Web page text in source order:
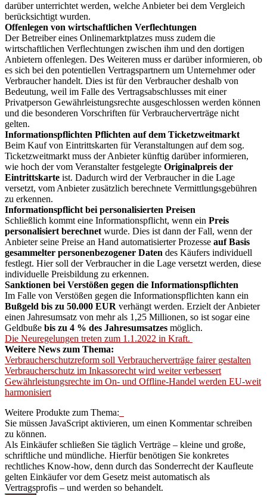
darüber unterrichtet werden, welche Anbieter bei dem Vergleich
berücksichtigt wurden.
Offenlegen von wirtschaftlichen Verflechtungen
Der Betreiber eines Onlinemarktplatzes muss zudem die
wirtschaftlichen Verflechtungen zwischen ihm und den dortigen
Anbietern offenlegen. Des Weiteren muss er darüber informieren, ob
es sich bei den potentiellen Vertragspartnern um Unternehmer oder
Verbraucher handelt. Dies ist für den Verbraucher deshalb von
Bedeutung, weil im Falle des Vertragsabschlusses mit einer
Privatperson Gewährleistungsrechte ausgeschlossen werden können
und die besonderen Vorschriften für Verbraucherverträge nicht
gelten.
Informationspflichten Pflichten auf dem Ticketzweitmarkt
Beim Kauf von Eintrittskarten für Veranstaltungen auf dem sog.
Ticketzweitmarkt muss der Anbieter künftig darüber informieren,
wie hoch der vom Veranstalter festgelegte Originalpreis der
Eintrittskarte ist. Dadurch wird der Verbraucher in die Lage
versetzt, vom Anbieter zusätzlich berechnete Vermittlungsgebühren
zu erkennen.
Informationspflicht bei personalisierten Preisen
Schließlich kommt eine Informationspflicht, wenn ein Preis
personalisiert berechnet wurde. Dies ist dann der Fall, wenn der
Anbieter seine Preise an Hand automatisierter Prozesse auf Basis
gesammelter personenbezogener Daten des Käufers individuell
festlegt. Hier soll der Verbraucher in die Lage versetzt werden, diese
individuelle Preisbildung zu erkennen.
Sanktionen bei Verstößen gegen die Informationspflichten
Im Falle von Verstößen gegen die Informationspflichten kann ein
Bußgeld bis zu 50.000 EUR verhängt werden. Erzielt der Anbieter
einen Jahresumsatz von mehr als 1,25 Millionen, so ist sogar eine
Geldbuße bis zu 4 % des Jahresumsatzes möglich.
Die Neuregelungen treten zum 1.1.2022 in Kraft.
Weitere News zum Thema:
Verbraucherschutzreform soll Verbraucherverträge fairer gestalten
Verbraucherschutz im Inkassorecht wird weiter verbessert
Gewährleistungsrechte im On- und Offline-Handel werden EU-weit
harmonisiert
Weitere Produkte zum Thema:
Sie müssen JavaScript aktivieren, um einen Kommentar schreiben
zu können.
Als Einkäufer schließen Sie täglich Verträge – kleine und große,
schriftliche und mündliche. Hierfür benötigen Sie konkretes
rechtliches Know-how, denn durch das Sonderrecht der Kaufleute
gelten Einkäufer vor dem Gesetz meist automatisch als
Vertragsprofis – und werden so behandelt.